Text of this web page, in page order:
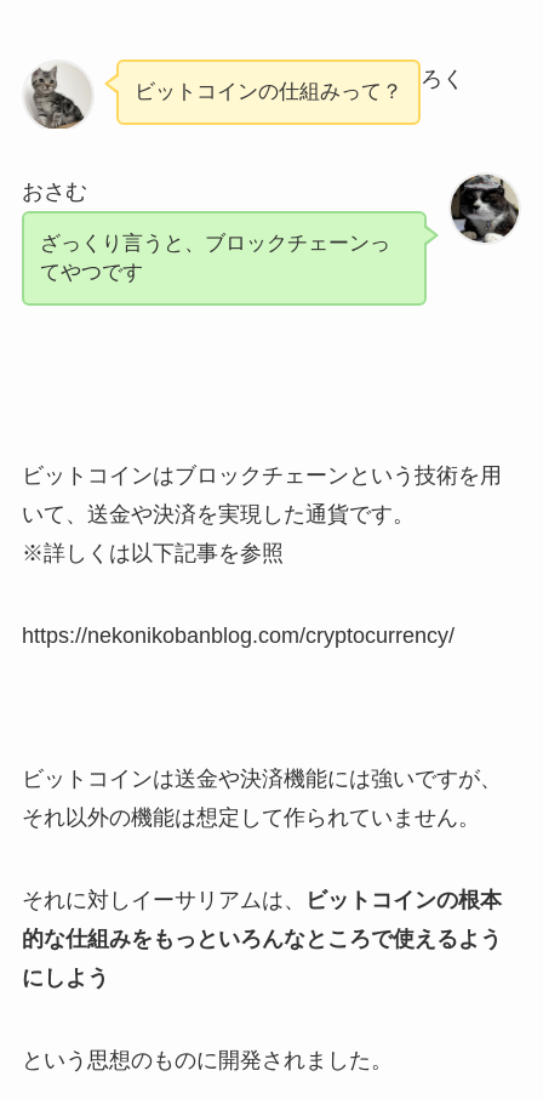
ろく
ビットコインの仕組みって？
おさむ
ざっくり言うと、ブロックチェーンっ
てやつです
ビットコインはブロックチェーンという技術を用
いて、送金や決済を実現した通貨です。
※詳しくは以下記事を参照
https://nekonikobanblog.com/cryptocurrency/
ビットコインは送金や決済機能には強いですが、
それ以外の機能は想定して作られていません。
それに対しイーサリアムは、
ビットコインの根本
的な仕組みをもっといろんなところで使えるよう
にしよう
という思想のものに開発されました。